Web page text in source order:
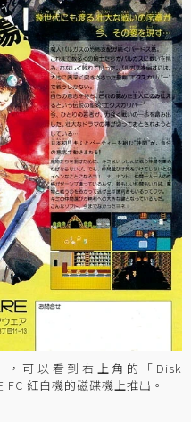
可以看到右上角的「Disk
紅白機的磁碟機上推出。